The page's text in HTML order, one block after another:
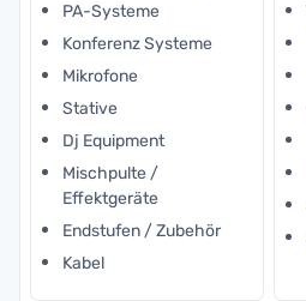
PA-Systeme
Konferenz Systeme
Mikrofone
Stative
Dj Equipment
Mischpulte /
Effektgeräte
Endstufen / Zubehör
Kabel